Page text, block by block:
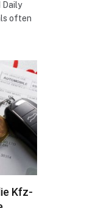
Daily
often
Kfz-